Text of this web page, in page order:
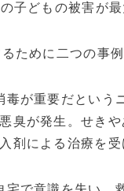
子どもの被害が最
ために二つの事例
が重要だという
臭が発生。せき
剤による治療を受